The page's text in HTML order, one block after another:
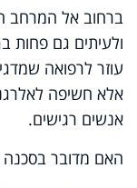
ברחוב אל המרחב
ולעיתים גם פחות
עוזר לרפואה
אלא חשיפה
אנשים רגישים.
האם מדובר